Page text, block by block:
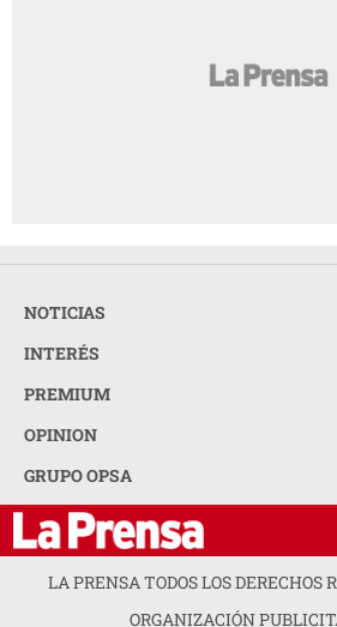
NOTICIAS
INTERÉS
PREMIUM
OPINION
GRUPO OPSA
LA PRENSA TODOS LOS DERECHOS
ORGANIZACIÓN